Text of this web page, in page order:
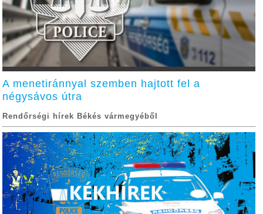
A menetiránnyal szemben hajtott fel a
négysávos útra
Rendőrségi hírek Békés vármegyéből